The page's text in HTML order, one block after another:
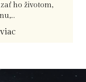
ho životom,